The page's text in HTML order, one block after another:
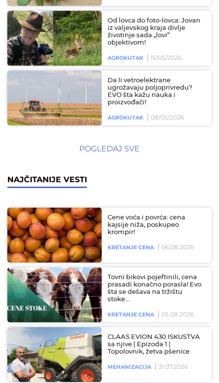
Od lovca do foto-lovca: Jovan
iz valjevskog kraja divlje
životinje sada „lovi”
objektivom!
AGROKUTAK 15/05/2026
Da li vetroelektrane
ugrožavaju poljoprivredu?
EVO šta kažu nauka i
proizvođači!
AGROKUTAK 08/05/2026
POGLEDAJ SVE
NAJČITANIJE VESTI
Cene voća i povrća: cena
kajsije niža, poskupeo
krompir!
KRETANJE CENA 06.08.2026
Tovni bikovi pojeftinili, cena
prasadi konačno porasla! Evo
šta se dešava na tržištu
stoke…
KRETANJE CENA 05.08.2026
CLAAS EVION 430 ISKUSTVA
sa njive | Epizoda 1 |
Topolovnik, žetva pšenice
MEHANIZACIJA 31.07.2026